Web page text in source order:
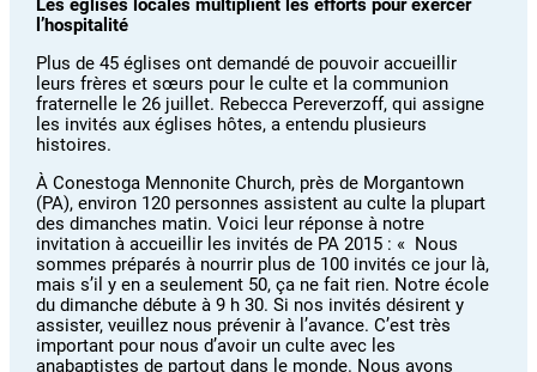
Les églises locales multiplient les efforts pour exercer
l’hospitalité
Plus de 45 églises ont demandé de pouvoir accueillir
leurs frères et sœurs pour le culte et la communion
fraternelle le 26 juillet. Rebecca Pereverzoff, qui assigne
les invités aux églises hôtes, a entendu plusieurs
histoires.
À Conestoga Mennonite Church, près de Morgantown
(PA), environ 120 personnes assistent au culte la plupart
des dimanches matin. Voici leur réponse à notre
invitation à accueillir les invités de PA 2015 : « Nous
sommes préparés à nourrir plus de 100 invités ce jour là,
mais s’il y en a seulement 50, ça ne fait rien. Notre école
du dimanche débute à 9 h 30. Si nos invités désirent y
assister, veuillez nous prévenir à l’avance. C’est très
important pour nous d’avoir un culte avec les
anabaptistes de partout dans le monde. Nous avons